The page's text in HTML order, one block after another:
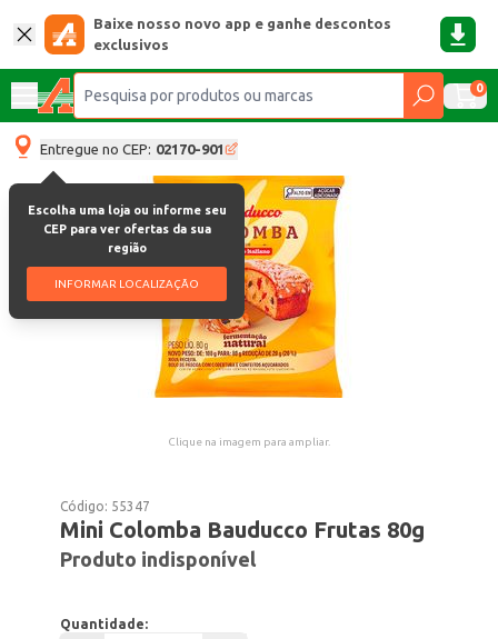
Baixe nosso novo app e ganhe descontos
exclusivos
0
Entregue no CEP: 02170-901
Escolha uma loja ou informe seu
CEP para ver ofertas da sua
região
INFORMAR LOCALIZAÇÃO
Clique na imagem para ampliar.
Código: 55347
Mini Colomba Bauducco Frutas 80g
Produto indisponível
Quantidade: